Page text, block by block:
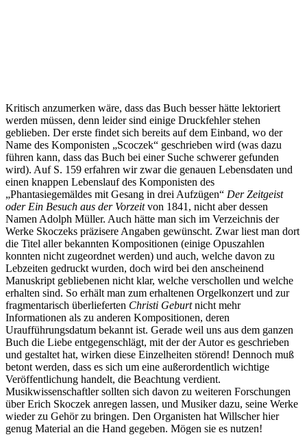
Kritisch anzumerken wäre, dass das Buch besser hätte lektoriert
werden müssen, denn leider sind einige Druckfehler stehen
geblieben. Der erste findet sich bereits auf dem Einband, wo der
Name des Komponisten „Scoczek“ geschrieben wird (was dazu
führen kann, dass das Buch bei einer Suche schwerer gefunden
wird). Auf S. 159 erfahren wir zwar die genauen Lebensdaten und
einen knappen Lebenslauf des Komponisten des
„Phantasiegemäldes mit Gesang in drei Aufzügen“ Der Zeitgeist
oder Ein Besuch aus der Vorzeitvon 1841, nicht aber dessen
Namen Adolph Müller. Auch hätte man sich im Verzeichnis der
Werke Skoczeks präzisere Angaben gewünscht. Zwar liest man dort
die Titel aller bekannten Kompositionen (einige Opuszahlen
konnten nicht zugeordnet werden) und auch, welche davon zu
Lebzeiten gedruckt wurden, doch wird bei den anscheinend
Manuskript gebliebenen nicht klar, welche verschollen und welche
erhalten sind. So erhält man zum erhaltenen Orgelkonzert und zur
fragmentarisch überlieferten Christi Geburtnicht mehr
Informationen als zu anderen Kompositionen, deren
Uraufführungsdatum bekannt ist. Gerade weil uns aus dem ganzen
Buch die Liebe entgegenschlägt, mit der der Autor es geschrieben
und gestaltet hat, wirken diese Einzelheiten störend! Dennoch muß
betont werden, dass es sich um eine außerordentlich wichtige
Veröffentlichung handelt, die Beachtung verdient.
Musikwissenschaftler sollten sich davon zu weiteren Forschungen
über Erich Skoczek anregen lassen, und Musiker dazu, seine Werke
wieder zu Gehör zu bringen. Den Organisten hat Willscher hier
genug Material an die Hand gegeben. Mögen sie es nutzen!